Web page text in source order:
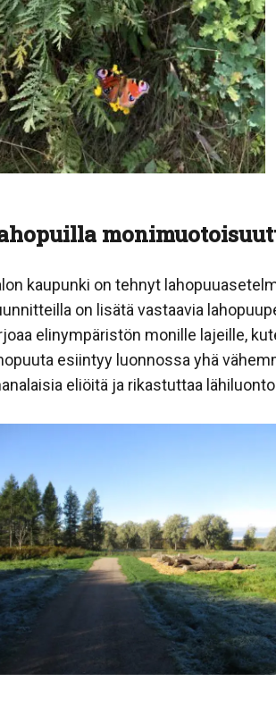
kaupunki on tehnyt
on lisätä vastaavia
elinympäristön monille lajeille,
esiintyy luonnossa yhä
eliöitä ja rikastuttaa